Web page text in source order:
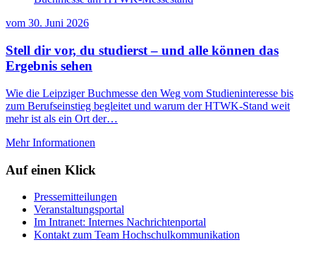
vom 30. Juni 2026
Stell dir vor, du studierst – und alle können das
Ergebnis sehen
Wie die Leipziger Buchmesse den Weg vom Studieninteresse bis
zum Berufseinstieg begleitet und warum der HTWK-Stand weit
mehr ist als ein Ort der…
Mehr Informationen
Auf einen Klick
Pressemitteilungen
Veranstaltungsportal
Im Intranet: Internes Nachrichten­portal
Kontakt zum Team Hochschul­kommunikation